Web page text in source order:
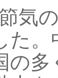
気
た
の